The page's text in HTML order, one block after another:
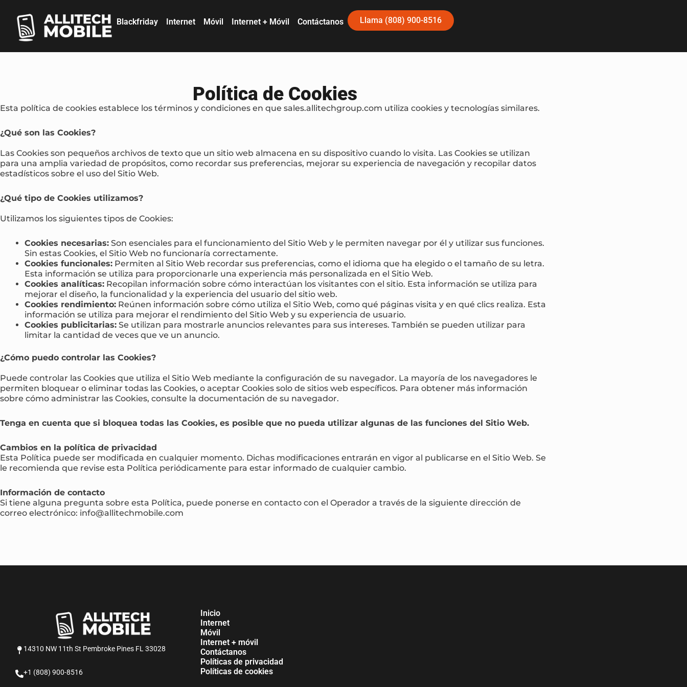
Blackfriday Internet Móvil Internet + Móvil Contáctanos Llama (808) 900-8516
Política de Cookies
Esta política de cookies establece los términos y condiciones en que sales.allitechgroup.com utiliza cookies y tecnologías similares.
¿Qué son las Cookies?
Las Cookies son pequeños archivos de texto que un sitio web almacena en su dispositivo cuando lo visita. Las Cookies se utilizan
para una amplia variedad de propósitos, como recordar sus preferencias, mejorar su experiencia de navegación y recopilar datos
estadísticos sobre el uso del Sitio Web.
¿Qué tipo de Cookies utilizamos?
Utilizamos los siguientes tipos de Cookies:
Cookies necesarias: Son esenciales para el funcionamiento del Sitio Web y le permiten navegar por él y utilizar sus funciones.
Sin estas Cookies, el Sitio Web no funcionaría correctamente.
Cookies funcionales: Permiten al Sitio Web recordar sus preferencias, como el idioma que ha elegido o el tamaño de su letra.
Esta información se utiliza para proporcionarle una experiencia más personalizada en el Sitio Web.
Cookies analíticas: Recopilan información sobre cómo interactúan los visitantes con el sitio. Esta información se utiliza para
mejorar el diseño, la funcionalidad y la experiencia del usuario del sitio web.
Cookies rendimiento: Reúnen información sobre cómo utiliza el Sitio Web, como qué páginas visita y en qué clics realiza. Esta
información se utiliza para mejorar el rendimiento del Sitio Web y su experiencia de usuario.
Cookies publicitarias: Se utilizan para mostrarle anuncios relevantes para sus intereses. También se pueden utilizar para
limitar la cantidad de veces que ve un anuncio.
¿Cómo puedo controlar las Cookies?
Puede controlar las Cookies que utiliza el Sitio Web mediante la configuración de su navegador. La mayoría de los navegadores le
permiten bloquear o eliminar todas las Cookies, o aceptar Cookies solo de sitios web específicos. Para obtener más información
sobre cómo administrar las Cookies, consulte la documentación de su navegador.
Tenga en cuenta que si bloquea todas las Cookies, es posible que no pueda utilizar algunas de las funciones del Sitio Web.
Cambios en la política de privacidad
Esta Política puede ser modificada en cualquier momento. Dichas modificaciones entrarán en vigor al publicarse en el Sitio Web. Se
le recomienda que revise esta Política periódicamente para estar informado de cualquier cambio.
Información de contacto
Si tiene alguna pregunta sobre esta Política, puede ponerse en contacto con el Operador a través de la siguiente dirección de
correo electrónico: info@allitechmobile.com
14310 NW 11th St Pembroke Pines FL 33028
+1 (808) 900-8516
Inicio
Internet
Móvil
Internet + móvil
Contáctanos
Políticas de privacidad
Políticas de cookies